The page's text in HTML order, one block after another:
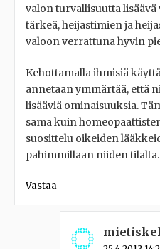
valon turvallisuutta
tärkeä, heijastimien ja
valoon verrattuna hyvin
Kehottamalla ihmisiä
annetaan ymmärtää, että
lisääviä ominaisuuksia.
sama kuin
suosittelu oikeiden
pahimmillaan niiden tilalta.
Vastaa